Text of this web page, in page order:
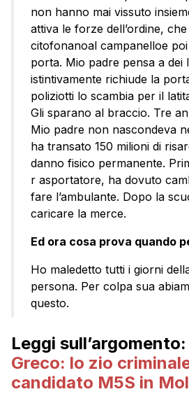
non hanno mai vissuto
attiva le forze dell’ordine,
citofonanoal campanelloe
porta. Mio padre pensa a dei
istintivamente richiude la
poliziotti lo scambia per il
Gli sparano al braccio. Tre
Mio padre non nascondeva
ha transato 150 milioni di
danno fisico permanente.
r asportatore, ha dovuto
fare l’ambulante. Dopo la
caricare la merce.
Ed ora cosa prova quando
Ho maledetto tutti i giorni
persona. Per colpa sua
questo.
Leggi sull’argomento:
Greco: lo zio
candidato M5S in